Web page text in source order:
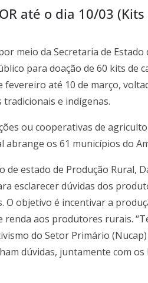
até o dia 10/03
meio da Secretaria de
para doação de 60 kits de
até 10 de março,
tradicionais e indígenas.
ou cooperativas de
abrange os 61 municípios do
de estado de Produção Rural,
esclarecer dúvidas dos
O objetivo é incentivar a
renda aos produtores rurais.
do Setor Primário
dúvidas, juntamente com os